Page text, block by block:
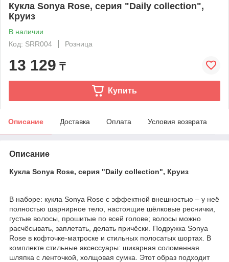
Кукла Sonya Rose, серия "Daily collection",
Круиз
В наличии
Код: SRR004
Розница
13 129 ₸
Купить
Описание Доставка Оплата Условия возврата
Описание
Кукла Sonya Rose, серия "Daily collection", Круиз
В наборе: кукла Sonya Rose с эффектной внешностью – у неё
полностью шарнирное тело, настоящие шёлковые реснички,
густые волосы, прошитые по всей голове; волосы можно
расчёсывать, заплетать, делать причёски. Подружка Sonya
Rose в кофточке-матроске и стильных полосатых шортах. В
комплекте стильные аксессуары: шикарная соломенная
шляпка с ленточкой, холщовая сумка. Этот образ подходит